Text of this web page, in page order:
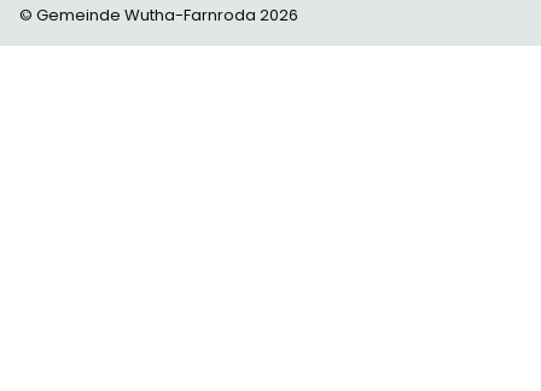
© Gemeinde Wutha-Farnroda 2026